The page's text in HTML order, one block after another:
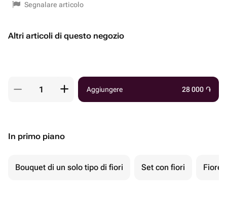
Segnalare articolo
Altri articoli di questo negozio
Aggiungere 28 000 ֏
In primo piano
Bouquet di un solo tipo di fiori Set con fiori Fiore